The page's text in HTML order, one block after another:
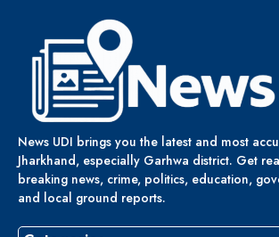
News UDI brings you the latest and most
Jharkhand, especially Garhwa district. Get
breaking news, crime, politics, education,
and local ground reports.